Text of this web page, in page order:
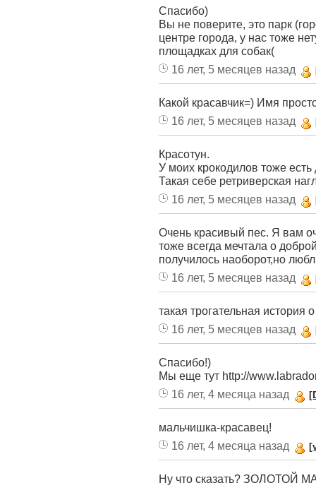
Спасибо)
Вы не поверите, это парк
центре города, у нас тоже
площадках для собак(
16 лет, 5 месяцев назад
Какой красавчик=) Имя
16 лет, 5 месяцев назад
Красотун.
У моих крокодилов тоже
Такая себе ретриверская
16 лет, 5 месяцев назад
Очень красивый пес. Я вам
тоже всегда мечтала о
получилось наоборот,но
16 лет, 5 месяцев назад
такая трогательная история
16 лет, 5 месяцев назад
Спасибо!)
Мы еще тут http://
16 лет, 4 месяца назад
мальчишка-красавец!
16 лет, 4 месяца назад
Ну что сказать? ЗОЛОТОЙ